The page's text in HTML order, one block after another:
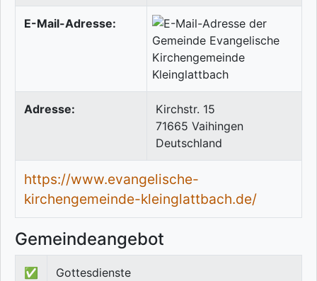
E-Mail-Adresse:
Adresse:
Kirchstr. 15
71665 Vaihingen
Deutschland
https://www.evangelische-
kirchengemeinde-kleinglattbach.de/
Gemeindeangebot
✅ Gottesdienste